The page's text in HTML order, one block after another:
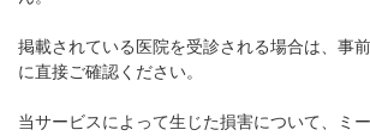
掲載されている医院を受診される場合は、事
に直接ご確認ください。
当サービスによって生じた損害について、ミ